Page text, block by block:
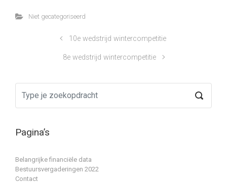
Niet gecategoriseerd
10e wedstrijd wintercompetitie
8e wedstrijd wintercompetitie
Pagina’s
Belangrijke financiële data
Bestuursvergaderingen 2022
Contact